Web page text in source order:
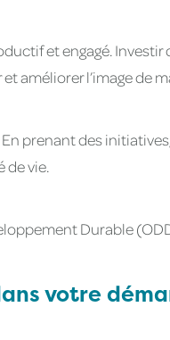
et engagé. Investir
améliorer l’image de
prenant des
de vie.
Durable
votre